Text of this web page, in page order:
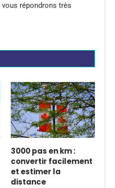
répondrons très
3000 pas en km :
convertir facilement
et estimer la
distance